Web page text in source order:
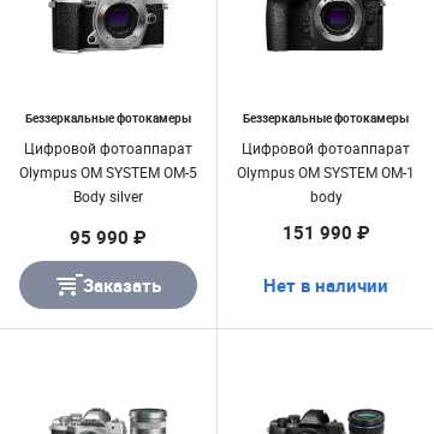
Беззеркальные фотокамеры
Цифровой фотоаппарат
Olympus OM SYSTEM OM-5
Body silver
95 990 ₽
Заказать
Беззеркальные фотокамеры
Цифровой фотоаппарат
Olympus OM SYSTEM OM-1
body
151 990 ₽
Нет в наличии